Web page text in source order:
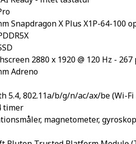
Snapdragon X Plus X1P-64-100
2880 x 1920 @ 120 Hz - 267
Adreno
5.4, 802.11a/b/g/n/ac/ax/be (Wi-Fi
timer
magnetometer,